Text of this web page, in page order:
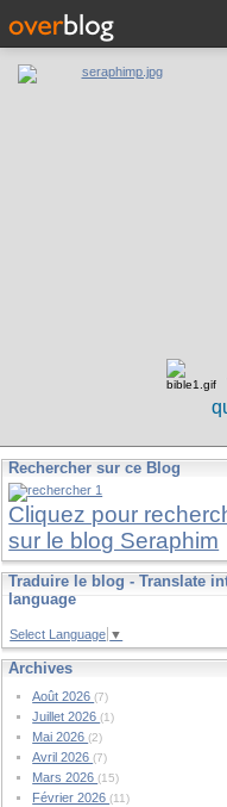
Rechercher sur ce Blog
Cliquez pour
sur le blog Seraphim
Traduire le blog - Translate
language
Select Language ▼
Archives
Août 2026(7)
Juillet 2026(1)
Mai 2026(2)
Avril 2026(7)
Mars 2026(15)
Février 2026(11)